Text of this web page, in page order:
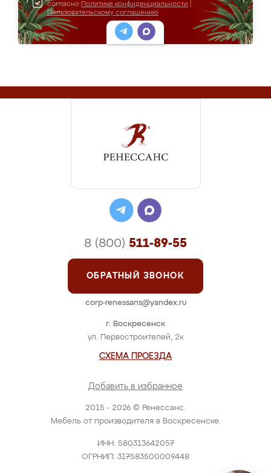
согласно Политике конфиденциальности
Пользовательскому соглашению
2015 - 2026 © Ренессанс.
Мебель от производителя в Воскресенске.
ИНН: 580313642057
ОГРНИП: 317583500009448
г. Воскресенск
ул. Первостроителей, 2к
СХЕМА ПРОЕЗДА
Добавить в избранное
8 (800) 511-89-55
ОБРАТНЫЙ ЗВОНОК
corp-renessans@yandex.ru